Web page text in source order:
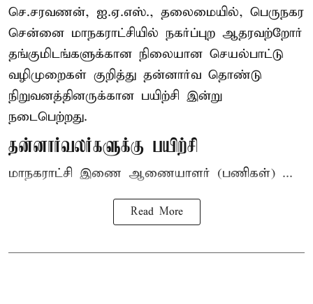
செ.சரவணன், ஐ.ஏ.எஸ்., தலைமையில், பெருநகர
சென்னை மாநகராட்சியில் நகர்ப்புற ஆதரவற்றோர்
தங்குமிடங்களுக்கான நிலையான செயல்பாட்டு
வழிமுறைகள் குறித்து தன்னார்வ தொண்டு
நிறுவனத்தினருக்கான பயிற்சி இன்று
நடைபெற்றது.
தன்னார்வலர்களுக்கு பயிற்சி
மாநகராட்சி இணை ஆணையாளர் (பணிகள்) ...
Read More